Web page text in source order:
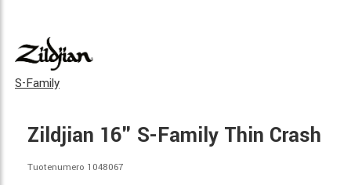
S-Family
Zildjian 16" S-Family Thin Crash
Tuotenumero 1048067